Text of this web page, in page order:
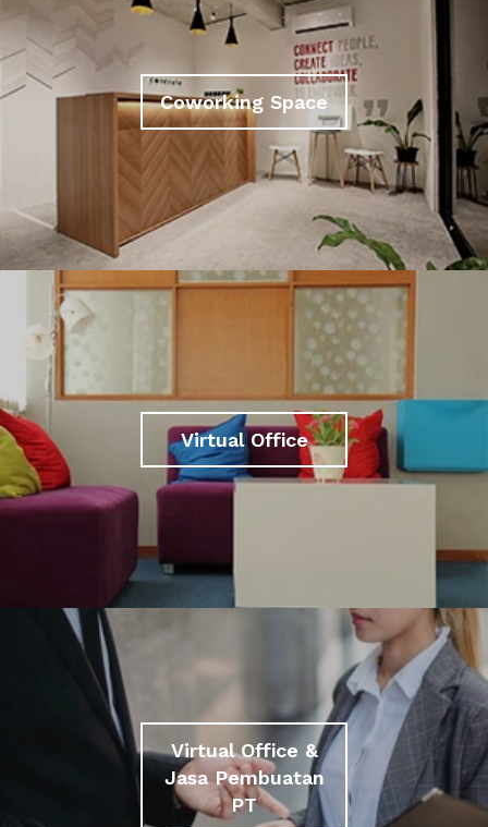
Coworking Space
Virtual Office
Virtual Office &
Jasa Pembuatan
PT